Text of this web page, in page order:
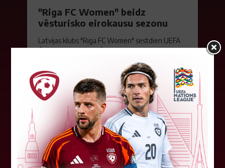
"Riga FC Women" beidz
vēsturisko eirokausu sezonu
Latvijas klubs "Riga FC Women" sestdien UEFA
Čempionu līgas kvalifikācijas otrajā kārtā ar 1:4
piekāpās Lietuvas "Gintra". Ar šo spēli Latvijas
klubam beidzās eirokausu...
08. augusts 2026.